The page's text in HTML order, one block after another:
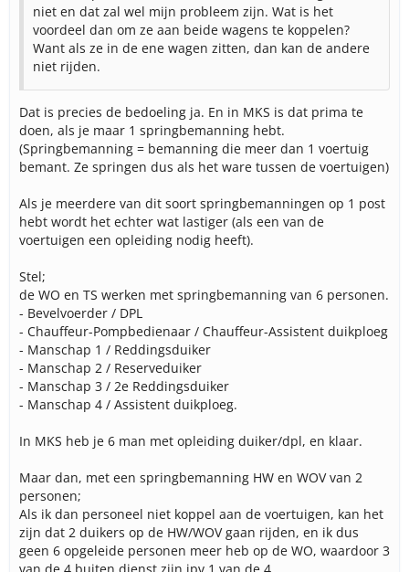
niet en dat zal wel mijn probleem zijn. Wat is het
voordeel dan om ze aan beide wagens te koppelen?
Want als ze in de ene wagen zitten, dan kan de andere
niet rijden.
Dat is precies de bedoeling ja. En in MKS is dat prima te
doen, als je maar 1 springbemanning hebt.
(Springbemanning = bemanning die meer dan 1 voertuig
bemant. Ze springen dus als het ware tussen de voertuigen)
Als je meerdere van dit soort springbemanningen op 1 post
hebt wordt het echter wat lastiger (als een van de
voertuigen een opleiding nodig heeft).
Stel;
de WO en TS werken met springbemanning van 6 personen.
- Bevelvoerder / DPL
- Chauffeur-Pompbedienaar / Chauffeur-Assistent duikploeg
- Manschap 1 / Reddingsduiker
- Manschap 2 / Reserveduiker
- Manschap 3 / 2e Reddingsduiker
- Manschap 4 / Assistent duikploeg.
In MKS heb je 6 man met opleiding duiker/dpl, en klaar.
Maar dan, met een springbemanning HW en WOV van 2
personen;
Als ik dan personeel niet koppel aan de voertuigen, kan het
zijn dat 2 duikers op de HW/WOV gaan rijden, en ik dus
geen 6 opgeleide personen meer heb op de WO, waardoor 3